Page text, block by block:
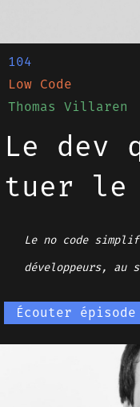
104
Low Code
Thomas Villaren
Le dev
tuer le
Le no code
développeurs,
Écouter épisode